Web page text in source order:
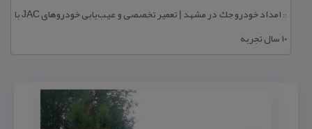
::
امداد خودرو جك در مشهد | تعمیر تخصصی و عیب‌یابی خودروهای JAC با
۱۰ سال تجربه